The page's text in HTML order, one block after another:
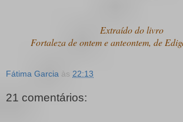
Extraído do livro
Fortaleza de ontem e anteontem, de
Fátima Garcia às 22:13
21 comentários: